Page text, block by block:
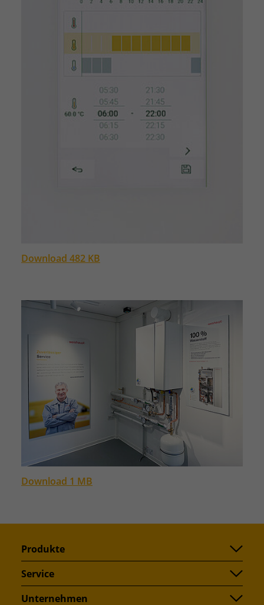
Download 482 KB
Download 1 MB
Produkte
Service
Unternehmen